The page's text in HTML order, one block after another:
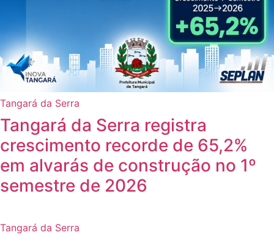
Tangará da Serra
Tangará da Serra registra
crescimento recorde de 65,2%
em alvarás de construção no 1º
semestre de 2026
Tangará da Serra